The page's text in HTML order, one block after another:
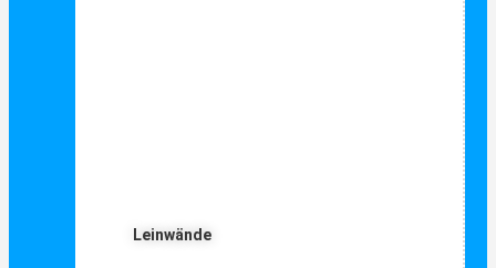
Leinwände